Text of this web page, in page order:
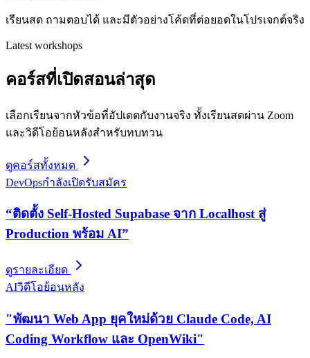
เรียนสด ถามตอบได้ และมีตัวอย่างโค้ดที่ต่อยอดในโปรเจกต์จริง
Latest workshops
คอร์สที่เปิดสอนล่าสุด
เลือกเรียนจากหัวข้อที่อัปเดตกับงานจริง ทั้งเรียนสดผ่าน Zoom
และวิดีโอย้อนหลังสำหรับทบทวน
ดูคอร์สทั้งหมด
DevOpsกำลังเปิดรับสมัคร
“ติดตั้ง Self-Hosted Supabase จาก Localhost สู่
Production พร้อม AI”
ดูรายละเอียด
AIวิดีโอย้อนหลัง
"พัฒนา Web App ยุคใหม่ด้วย Claude Code, AI
Coding Workflow และ OpenWiki"